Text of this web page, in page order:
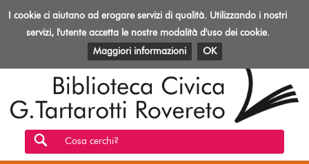
Toggle
Biblioteca
Rovereto
EVENTI E ATTIVITÀ PATRIMONIO E RISORSE
Cosa cerchi?
I cookie ci aiutano ad erogare servizi di qualità. Utilizzando i nostri
servizi, l'utente accetta le nostre modalità d'uso dei cookie.
Maggiori informazioni
OK